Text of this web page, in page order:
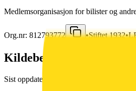
Medlemsorganisasjon for bilister og
Org.nr: 812793772 •Stiftet1932•
Kildebelagte fakta
Sist oppdatert: